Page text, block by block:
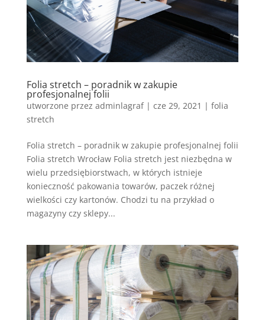
Folia stretch – poradnik w zakupie
profesjonalnej folii
utworzone przez adminlagraf| cze 29, 2021 | folia
stretch
Folia stretch – poradnik w zakupie profesjonalnej folii
Folia stretch Wrocław Folia stretch jest niezbędna w
wielu przedsiębiorstwach, w których istnieje
konieczność pakowania towarów, paczek różnej
wielkości czy kartonów. Chodzi tu na przykład o
magazyny czy sklepy...